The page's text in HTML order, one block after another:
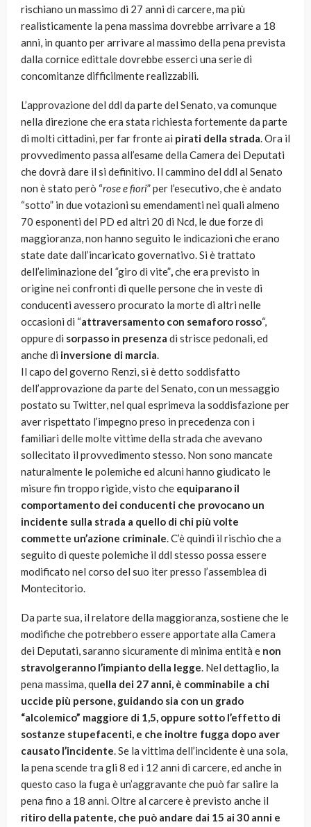
rischiano un massimo di 27 anni di carcere, ma più
realisticamente la pena massima dovrebbe arrivare a 18
anni, in quanto per arrivare al massimo della pena prevista
dalla cornice edittale dovrebbe esserci una serie di
concomitanze difficilmente realizzabili.
L’approvazione del ddl da parte del Senato, va comunque
nella direzione che era stata richiesta fortemente da parte
di molti cittadini, per far fronte ai pirati della strada. Ora il
provvedimento passa all’esame della Camera dei Deputati
che dovrà dare il si definitivo. Il cammino del ddl al Senato
non è stato però “rose e fiori” per l’esecutivo, che è andato
“sotto” in due votazioni su emendamenti nei quali almeno
70 esponenti del PD ed altri 20 di Ncd, le due forze di
maggioranza, non hanno seguito le indicazioni che erano
state date dall’incaricato governativo. Si è trattato
dell’eliminazione del “giro di vite”,che era previsto in
origine nei confronti di quelle persone che in veste di
conducenti avessero procurato la morte di altri nelle
occasioni di “attraversamento con semaforo rosso“,
oppure di sorpasso in presenza di strisce pedonali, ed
anche di inversione di marcia.
Il capo del governo Renzi, si è detto soddisfatto
dell’approvazione da parte del Senato, con un messaggio
postato su Twitter, nel qual esprimeva la soddisfazione per
aver rispettato l’impegno preso in precedenza con i
familiari delle molte vittime della strada che avevano
sollecitato il provvedimento stesso. Non sono mancate
naturalmente le polemiche ed alcuni hanno giudicato le
misure fin troppo rigide, visto che equiparano il
comportamento dei conducenti che provocano un
incidente sulla strada a quello di chi più volte
commette un’azione criminale. C’è quindi il rischio che a
seguito di queste polemiche il ddl stesso possa essere
modificato nel corso del suo iter presso l’assemblea di
Montecitorio.
Da parte sua, il relatore della maggioranza, sostiene che le
modifiche che potrebbero essere apportate alla Camera
dei Deputati, saranno sicuramente di minima entità e non
stravolgeranno l’impianto della legge. Nel dettaglio, la
pena massima, quella dei 27 anni, è comminabile a chi
uccide più persone, guidando sia con un grado
“alcolemico” maggiore di 1,5, oppure sotto l’effetto di
sostanze stupefacenti, e che inoltre fugga dopo aver
causato l’incidente. Se la vittima dell’incidente è una sola,
la pena scende tra gli 8 ed i 12 anni di carcere, ed anche in
questo caso la fuga è un’aggravante che può far salire la
pena fino a 18 anni. Oltre al carcere è previsto anche il
ritiro della patente, che può andare dai 15 ai 30 anni e